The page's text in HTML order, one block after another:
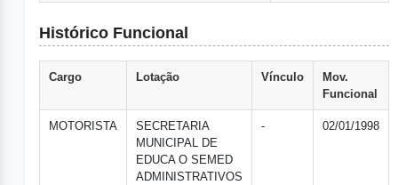
Histórico Funcional
Cargo Lotação Vínculo
Mov.
Funcional
MOTORISTA
SECRETARIA
MUNICIPAL DE
EDUCA O SEMED
ADMINISTRATIVOS
- 02/01/1998